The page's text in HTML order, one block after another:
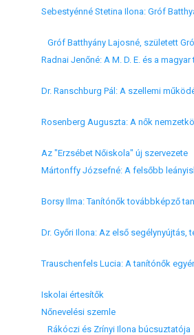
Radnai Jenőné: A M. D. E. és a
Az "Erzsébet Nőiskola" új szervezete
Trauschenfels Lucia: A tanítónők
Iskolai értesítők
Nőnevelési szemle
Rákóczi és Zrínyi Ilona búcsuztatója